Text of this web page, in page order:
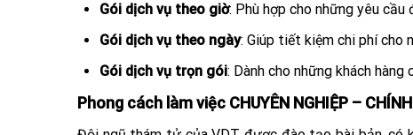
Gói dịch vụ theo giờ: Phù hợp cho những yêu cầu
Gói dịch vụ theo ngày: Giúp tiết kiệm chi phí cho
Gói dịch vụ trọn gói: Dành cho những khách
Phong cách làm việc CHUYÊN NGHIỆP –